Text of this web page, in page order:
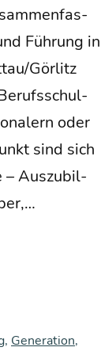
Füh­rung in
Görlitz
oder
sind sich
– Aus­zu­bil­
gen
, Generation,